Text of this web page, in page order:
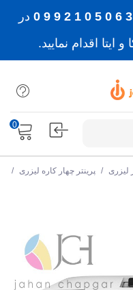
در
ایتا اقدام نمایید.
0
لیزری / پرینتر چهار کاره لیزری /